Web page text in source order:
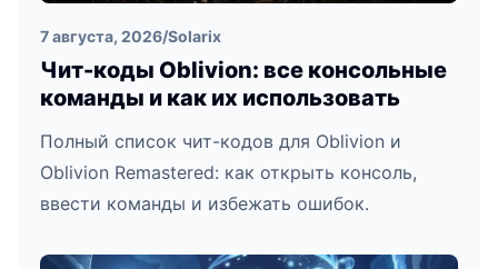
7 августа, 2026/Solarix
Чит-коды Oblivion: все консольные
команды и как их использовать
Полный список чит-кодов для Oblivion и
Oblivion Remastered: как открыть консоль,
ввести команды и избежать ошибок.